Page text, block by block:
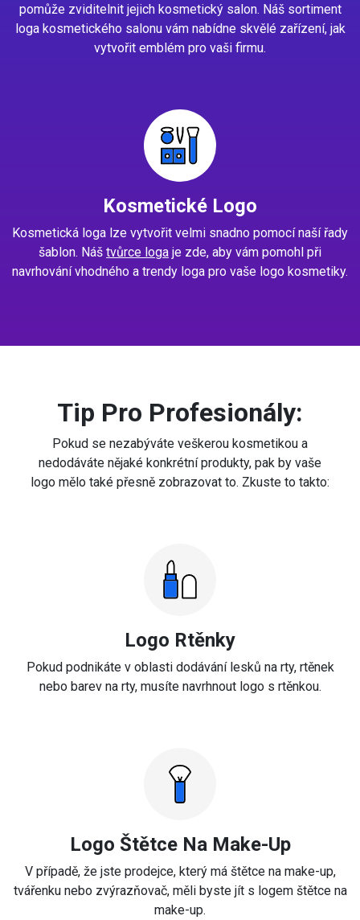
pomůže zviditelnit jejich kosmetický salon. Náš sortiment
loga kosmetického salonu vám nabídne skvělé zařízení, jak
vytvořit emblém pro vaši firmu.
Kosmetické Logo
Kosmetická loga lze vytvořit velmi snadno pomocí naší řady
šablon. Náš tvůrce loga je zde, aby vám pomohl při
navrhování vhodného a trendy loga pro vaše logo kosmetiky.
Tip Pro Profesionály:
Pokud se nezabýváte veškerou kosmetikou a
nedodáváte nějaké konkrétní produkty, pak by vaše
logo mělo také přesně zobrazovat to. Zkuste to takto:
Logo Rtěnky
Pokud podnikáte v oblasti dodávání lesků na rty, rtěnek
nebo barev na rty, musíte navrhnout logo s rtěnkou.
Logo Štětce Na Make-Up
V případě, že jste prodejce, který má štětce na make-up,
tvářenku nebo zvýrazňovač, měli byste jít s logem štětce na
make-up.